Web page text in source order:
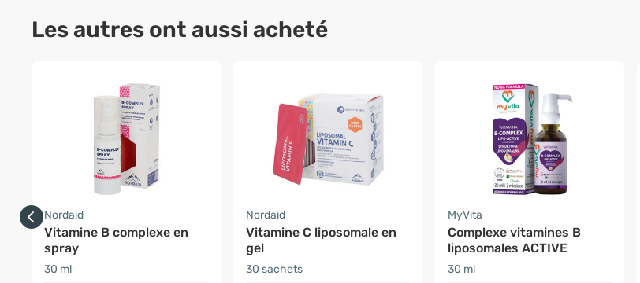
Les autres ont aussi acheté
Nordaid
Vitamine B complexe en
spray
30 ml
Nordaid
Vitamine C liposomale en
gel
30 sachets
MyVita
Complexe vitamines B
liposomales ACTIVE
30 ml